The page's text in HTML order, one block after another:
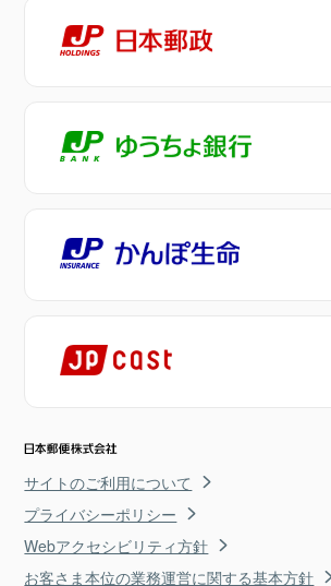
サイトのご利用について
プライバシーポリシー
Webアクセシビリティ方針
お客さま本位の業務運営に関する基本方針